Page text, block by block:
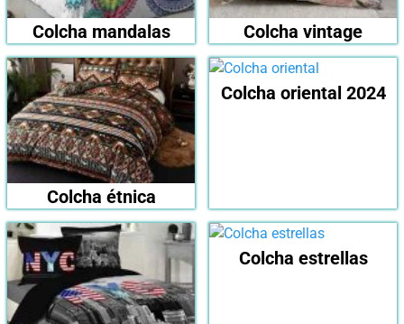
Colcha mandalas Colcha vintage
Colcha étnica
Colcha oriental 2024
Colcha estrellas